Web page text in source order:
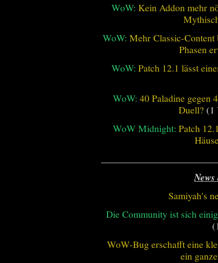
WoW: Kein Addon mehr
WoW: Mehr Classic-
Phasen
WoW: Patch 12.1 lässt
WoW: 40 Paladine gegen
Duell? (1
WoW Midnight: Patch
Samiyah's
Die Community ist sich
WoW-Bug erschafft eine
ein